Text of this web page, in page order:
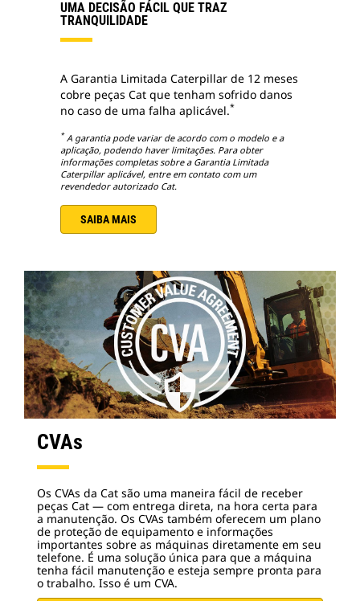
UMA DECISÃO FÁCIL QUE TRAZ
TRANQUILIDADE
A Garantia Limitada Caterpillar de 12 meses
cobre peças Cat que tenham sofrido danos
no caso de uma falha aplicável.*
*A garantia pode variar de acordo com o modelo e a
aplicação, podendo haver limitações. Para obter
informações completas sobre a Garantia Limitada
Caterpillar aplicável, entre em contato com um
revendedor autorizado Cat.
SAIBA MAIS
CVAs
Os CVAs da Cat são uma maneira fácil de receber
peças Cat — com entrega direta, na hora certa para
a manutenção. Os CVAs também oferecem um plano
de proteção de equipamento e informações
importantes sobre as máquinas diretamente em seu
telefone. É uma solução única para que a máquina
tenha fácil manutenção e esteja sempre pronta para
o trabalho. Isso é um CVA.